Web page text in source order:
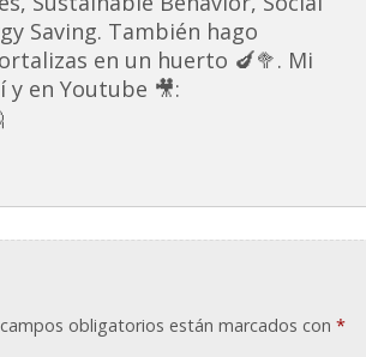
Saving. También hago
en un huerto 🍆🥦. Mi
en Youtube 🎥:
obligatorios están marcados con*